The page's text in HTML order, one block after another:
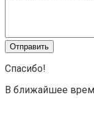
Спасибо!
В ближайшее